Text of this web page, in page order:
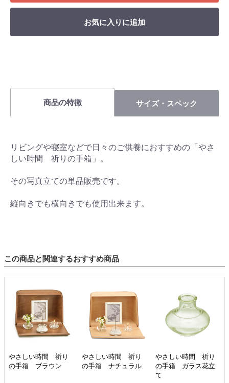
お気に入りに追加
商品の特徴 サイズ・スペック
リビングや寝室などで日々のご供養におすすめの「やさ
しい時間 祈りの手箱」。
その写真立ての単品販売です。
縦向きでも横向きでも使用出来ます。
この商品と関連するおすすめ商品
やさしい時間 祈り
の手箱 ブラウン
やさしい時間 祈り
の手箱 ナチュラル
やさしい時間 祈り
の手箱 ガラス花立
て